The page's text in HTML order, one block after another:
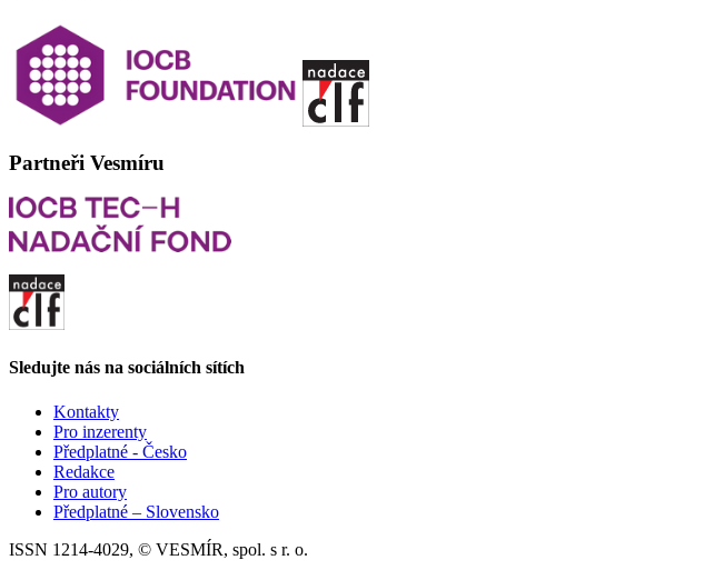
Partneři Vesmíru
Sledujte nás na sociálních sítích
Kontakty
Pro inzerenty
Předplatné - Česko
Redakce
Pro autory
Předplatné – Slovensko
ISSN 1214-4029, © VESMÍR, spol. s r. o.